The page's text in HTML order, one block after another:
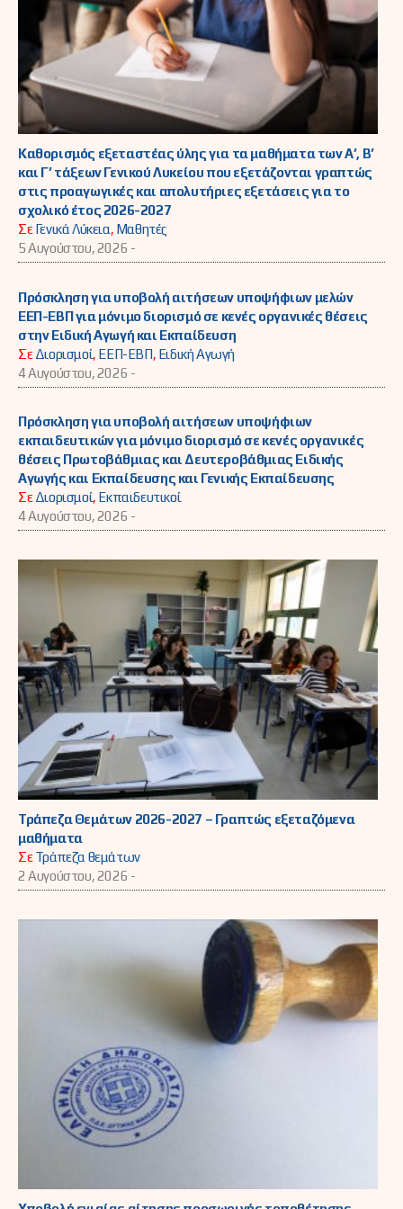
Καθορισμός εξεταστέας ύλης για τα μαθήματα των Α’, Β’
και Γ’ τάξεων Γενικού Λυκείου που εξετάζονται γραπτώς
στις προαγωγικές και απολυτήριες εξετάσεις για το
σχολικό έτος 2026-2027
ΣεΓενικά Λύκεια, Μαθητές
5 Αυγούστου, 2026 -
Πρόσκληση για υποβολή αιτήσεων υποψήφιων μελών
ΕΕΠ-ΕΒΠ για μόνιμο διορισμό σε κενές οργανικές θέσεις
στην Ειδική Αγωγή και Εκπαίδευση
ΣεΔιορισμοί, ΕΕΠ-ΕΒΠ, Ειδική Αγωγή
4 Αυγούστου, 2026 -
Πρόσκληση για υποβολή αιτήσεων υποψήφιων
εκπαιδευτικών για μόνιμο διορισμό σε κενές οργανικές
θέσεις Πρωτοβάθμιας και Δευτεροβάθμιας Ειδικής
Αγωγής και Εκπαίδευσης και Γενικής Εκπαίδευσης
ΣεΔιορισμοί, Εκπαιδευτικοί
4 Αυγούστου, 2026 -
Τράπεζα Θεμάτων 2026-2027 – Γραπτώς εξεταζόμενα
μαθήματα
ΣεΤράπεζα θεμάτων
2 Αυγούστου, 2026 -